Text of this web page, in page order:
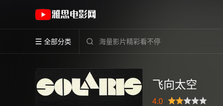
 全部分类 
《飞向太空》(1972)其它其它高清电影免费在线
飞向太空
4.0
推荐力荐